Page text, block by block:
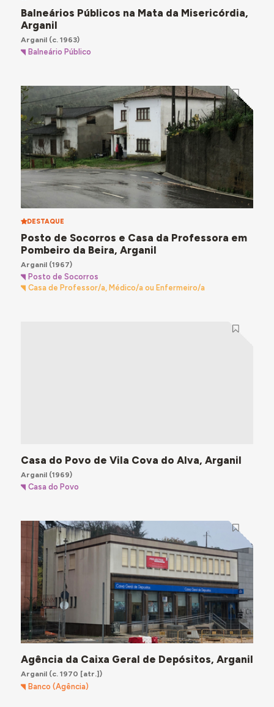
Balneários Públicos na Mata da Misericórdia,
Arganil
Arganil(c. 1963)
Balneário Público
DESTAQUE
Posto de Socorros e Casa da Professora em
Pombeiro da Beira, Arganil
Arganil(1967)
Posto de Socorros
Casa de Professor/a, Médico/a ou Enfermeiro/a
Casa do Povo de Vila Cova do Alva, Arganil
Arganil(1969)
Casa do Povo
Agência da Caixa Geral de Depósitos, Arganil
Arganil(c. 1970 [atr.])
Banco (Agência)